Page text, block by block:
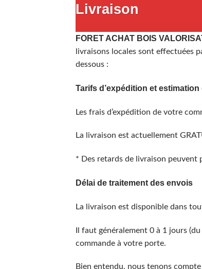
Livraison
FORET ACHAT BOIS
livraisons locales sont effectuées
dessous :
Tarifs d’expédition et
Les frais d’expédition de votre
La livraison est actuellement
* Des retards de livraison peuvent
Délai de traitement des envois
La livraison est disponible dans
Il faut généralement 0 à 1 jours
commande à votre porte.
Bien entendu, nous tenons